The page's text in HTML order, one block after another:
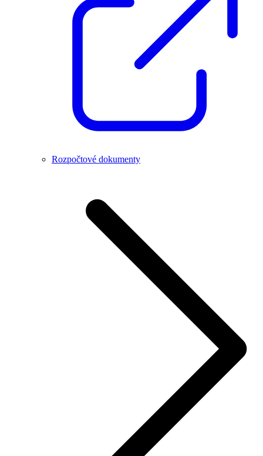
Rozpočtové dokumenty